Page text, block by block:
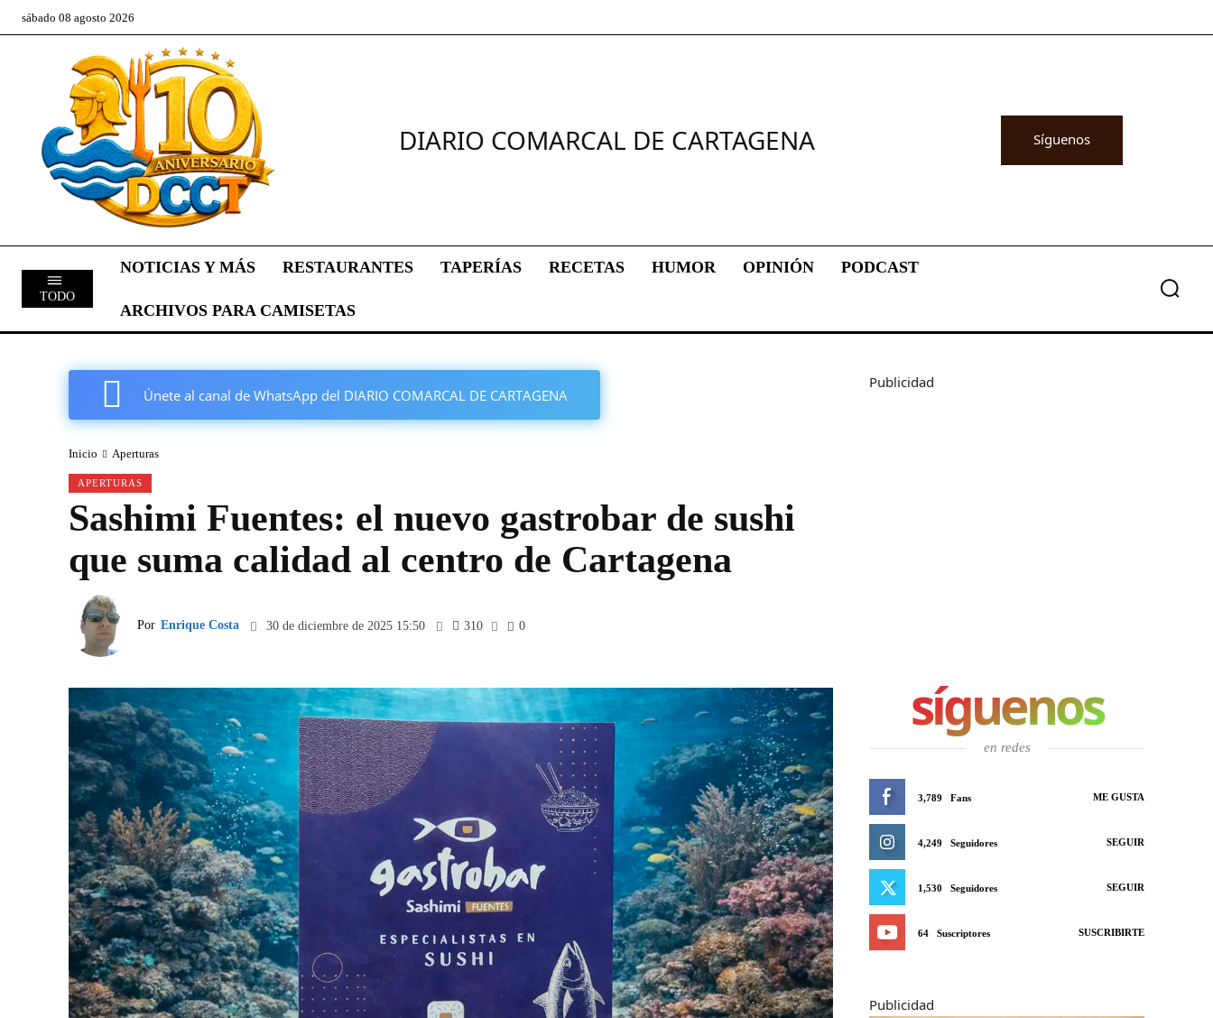
sábado 08 agosto 2026
DIARIO COMARCAL DE CARTAGENA Síguenos
TODO
NOTICIAS Y MÁS RESTAURANTES TAPERÍAS RECETAS HUMOR OPINIÓN PODCAST
ARCHIVOS PARA CAMISETAS
Únete al canal de WhatsApp del DIARIO COMARCAL DE CARTAGENA
Inicio Aperturas
APERTURAS
Sashimi Fuentes: el nuevo gastrobar de sushi
que suma calidad al centro de Cartagena
Por Enrique Costa 30 de diciembre de 2025 15:50 310 0
Publicidad
síguenos
en redes
3,789 Fans ME GUSTA
4,249 Seguidores SEGUIR
1,530 Seguidores SEGUIR
64 Suscriptores SUSCRIBIRTE
Publicidad